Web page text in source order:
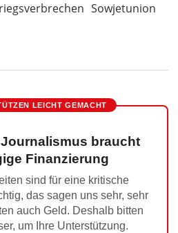
Sowjetunion
LEICHT GEMACHT
braucht
Finanzierung
sind für eine kritische
das sagen uns sehr, sehr
auch Geld. Deshalb bitten
um Ihre Unterstützung.